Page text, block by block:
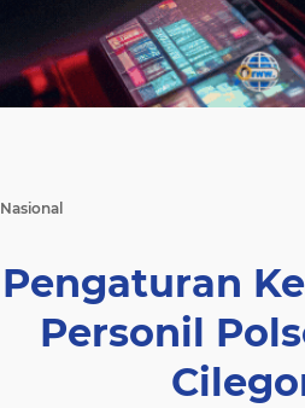
Nasional
Pengaturan
Personil